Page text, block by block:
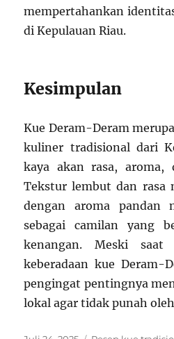
mempertahankan
di Kepulauan Riau.
Kesimpulan
Kue Deram-Deram
kuliner tradisional dari
kaya akan rasa, aroma,
Tekstur lembut dan rasa
dengan aroma pandan
sebagai camilan yang
kenangan. Meski
keberadaan kue Deram-
pengingat pentingnya
lokal agar tidak punah